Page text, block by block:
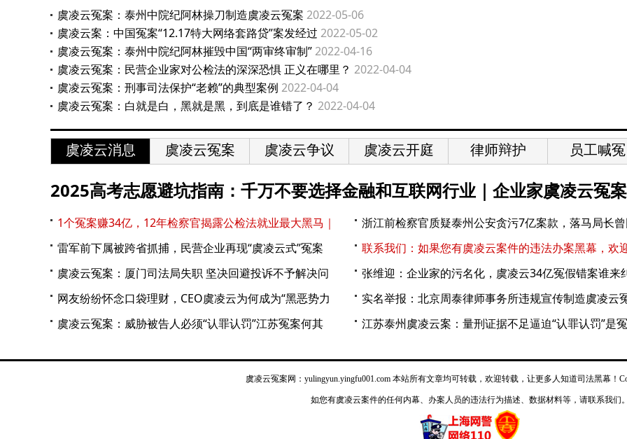
虞凌云冤案：泰州中院纪阿林操刀制造虞凌云冤案 2022-05-06
虞凌云案：中国冤案“12.17特大网络套路贷”案发经过 2022-05-02
虞凌云冤案：泰州中院纪阿林摧毁中国“两审终审制”2022-04-16
虞凌云冤案：民营企业家对公检法的深深恐惧 正义在哪里？ 2022-04-04
虞凌云冤案：刑事司法保护“老赖”的典型案例 2022-04-04
虞凌云冤案：白就是白，黑就是黑，到底是谁错了？ 2022-04-04
虞凌云消息 虞凌云冤案 虞凌云争议 虞凌云开庭 律师辩护 员工喊冤
2025高考志愿避坑指南：千万不要选择金融和互联网行业｜企业家虞凌云冤案
1个冤案赚34亿，12年检察官揭露公检法就业最大黑马｜
浙江前检察官质疑泰州公安贪污7亿案款，落马局长
雷军前下属被跨省抓捕，民营企业再现“虞凌云式”冤案
联系我们：如果您有虞凌云案件的违法办案黑幕，欢
虞凌云冤案：厦门司法局失职 坚决回避投诉不予解决问
张维迎：企业家的污名化，虞凌云34亿冤假错案谁来
网友纷纷怀念口袋理财，CEO虞凌云为何成为“黑恶势力
实名举报：北京周泰律师事务所违规宣传制造虞凌云
虞凌云冤案：威胁被告人必须“认罪认罚”江苏冤案何其
江苏泰州虞凌云案：量刑证据不足逼迫“认罪认罚”是冤
虞凌云冤案网： yulingyun.yingfu001.com本站所有文章均可转载，欢迎转载，让更多人知道司法黑幕！
如您有虞凌云案件的任何内幕、办案人员的违法行为描述、数据材料等，请联系我们。